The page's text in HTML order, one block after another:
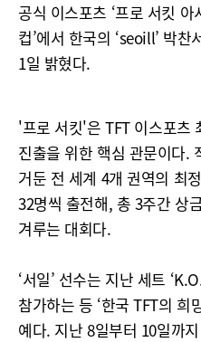
공식 이스포츠 ‘프로 서킷 아
컵’에서 한국의 ‘seoill’ 박찬
1일 밝혔다.
'프로 서킷'은 TFT 이스포츠
진출을 위한 핵심 관문이다.
거둔 전 세계 4개 권역의 최
32명씩 출전해, 총 3주간 상
겨루는 대회다.
‘서일’ 선수는 지난 세트
참가하는 등 ‘한국 TFT의 희
예다. 지난 8일부터 10일까